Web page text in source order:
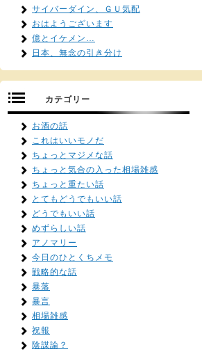
サイバーダイン、ＧＵ気配
おはようございます
億とイケメン…
日本、無念の引き分け
カテゴリー
お酒の話
これはいいモノだ
ちょっとマジメな話
ちょっと気合の入った相場雑感
ちょっと重たい話
とてもどうでもいい話
どうでもいい話
めずらしい話
アノマリー
今日のひとくちメモ
戦略的な話
暴落
暴言
相場雑感
祝報
陰謀論？